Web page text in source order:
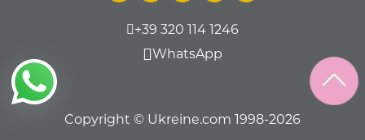
+39 320 114 1246
WhatsApp
Copyright © Ukreine.com 1998-2026